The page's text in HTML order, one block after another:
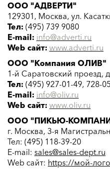
ООО "АДВЕРТИ"
129301, Москва, ул.
Тел: (495) 739 9080
E-mail: info@adverti.ru
Web сайт: www.adverti.ru
ООО "Компания ОЛИВ"
1-й Саратовский проезд,
Тел: (495) 927-01-49, 728-
E-mail: info@oliv.ru
Web сайт: www.oliv.ru
ООО "ПИКЬЮ-
г. Москва, 3-я
Тел: (495) 118-39-20
E-mail: sales@sales-dept.ru
Web сайт: https://мой-